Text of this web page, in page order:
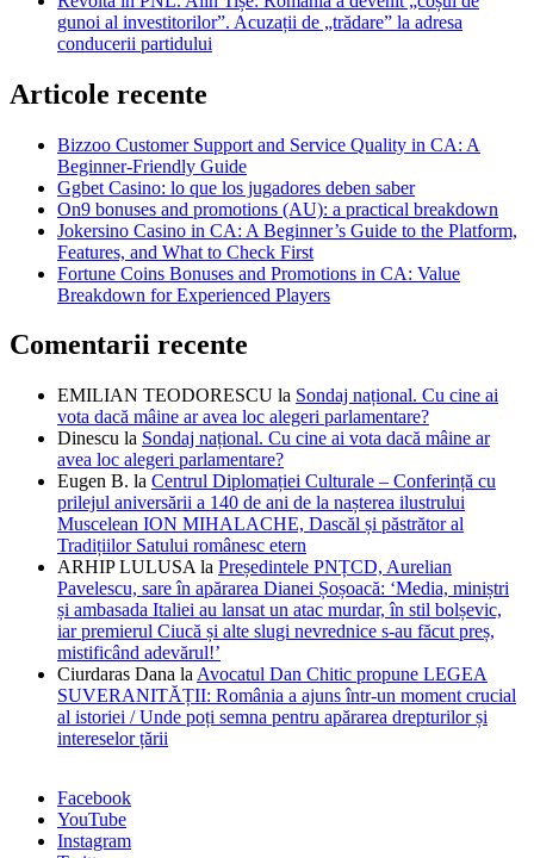
gunoi al investitorilor”. Acuzații de „trădare” la adresa
conducerii partidului
Articole recente
Bizzoo Customer Support and Service Quality in CA: A
Beginner-Friendly Guide
Ggbet Casino: lo que los jugadores deben saber
On9 bonuses and promotions (AU): a practical breakdown
Jokersino Casino in CA: A Beginner’s Guide to the Platform,
Features, and What to Check First
Fortune Coins Bonuses and Promotions in CA: Value
Breakdown for Experienced Players
Comentarii recente
EMILIAN TEODORESCU la Sondaj național. Cu cine ai
vota dacă mâine ar avea loc alegeri parlamentare?
Dinescu la Sondaj național. Cu cine ai vota dacă mâine ar
avea loc alegeri parlamentare?
Eugen B. la Centrul Diplomației Culturale – Conferință cu
prilejul aniversării a 140 de ani de la nașterea ilustrului
Muscelean ION MIHALACHE, Dascăl și păstrător al
Tradițiilor Satului românesc etern
ARHIP LULUSA la Președintele PNȚCD, Aurelian
Pavelescu, sare în apărarea Dianei Șoșoacă: ‘Media, miniștri
și ambasada Italiei au lansat un atac murdar, în stil bolșevic,
iar premierul Ciucă și alte slugi nevrednice s-au făcut preș,
mistificând adevărul!’
Ciurdaras Dana la Avocatul Dan Chitic propune LEGEA
SUVERANITĂȚII: România a ajuns într-un moment crucial
al istoriei / Unde poți semna pentru apărarea drepturilor și
intereselor țării
Facebook
YouTube
Instagram